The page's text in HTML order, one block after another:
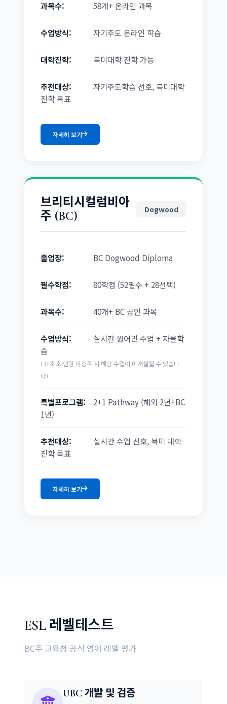
과목수: 58개+ 온라인 과목
수업방식: 자기주도 온라인 학습
대학진학: 북미대학 진학 가능
추천대상:
자기주도학습 선호, 북미대학
진학 목표
자세히 보기
브리티시컬럼비아
주 (BC)
Dogwood
졸업장: BC Dogwood Diploma
필수학점: 80학점 (52필수 + 28선택)
과목수: 40개+ BC 공인 과목
수업방식:
실시간 원어민 수업 + 자율학
습
(※ 최소 인원 미충족 시 해당 수업이 미개설될 수 있습니
다)
특별프로그램:
2+1 Pathway (해외 2년+BC
1년)
추천대상:
실시간 수업 선호, 북미 대학
진학 목표
자세히 보기
ESL 레벨테스트
BC주 교육청 공식 영어 레벨 평가
UBC 개발 및 검증